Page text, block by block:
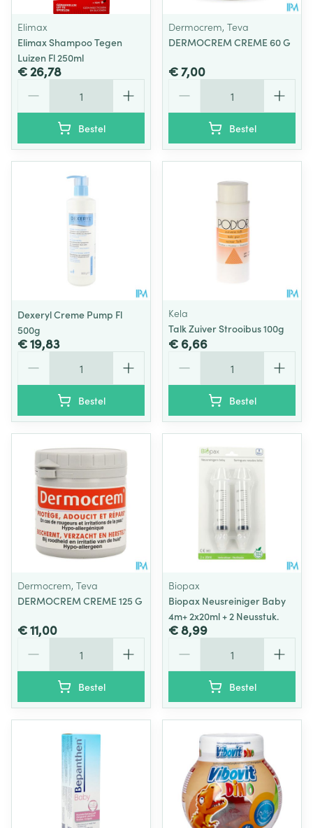
Elimax
Elimax Shampoo Tegen
Luizen Fl 250ml
€ 26,78
Bestel
Dermocrem, Teva
DERMOCREM CREME 60 G
€ 7,00
Bestel
Dexeryl Creme Pump Fl
500g
€ 19,83
Bestel
Kela
Talk Zuiver Strooibus 100g
€ 6,66
Bestel
Dermocrem, Teva
DERMOCREM CREME 125 G
€ 11,00
Bestel
Biopax
Biopax Neusreiniger Baby
4m+ 2x20ml + 2 Neusstuk.
€ 8,99
Bestel